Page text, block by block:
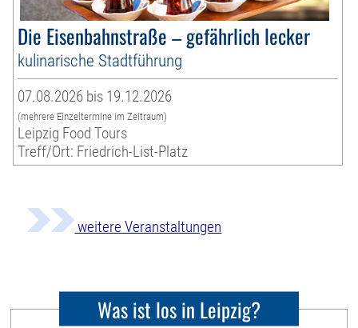
Die Eisenbahnstraße – gefährlich lecker
kulinarische Stadtführung
07.08.2026 bis 19.12.2026
(mehrere Einzeltermine im Zeitraum)
Leipzig Food Tours
Treff/Ort: Friedrich-List-Platz
weitere Veranstaltungen
Was ist los in Leipzig?